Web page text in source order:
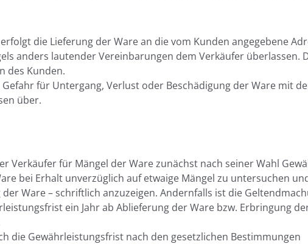
die Lieferung der Ware an die vom Kunden angegebene
anders lautender Vereinbarungen dem Verkäufer überlassen.
des Kunden.
für Untergang, Verlust oder Beschädigung der Ware mit
über.
Verkäufer für Mängel der Ware zunächst nach seiner Wahl
bei Erhalt unverzüglich auf etwaige Mängel zu untersuchen
Ware – schriftlich anzuzeigen. Andernfalls ist die
ein Jahr ab Ablieferung der Ware bzw. Erbringung
die Gewährleistungsfrist nach den gesetzlichen Bestimmungen